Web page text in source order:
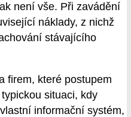
není vše. Při zavádění
náklady, z nichž
stávajícího
firem, které postupem
situaci, kdy
informační systém,